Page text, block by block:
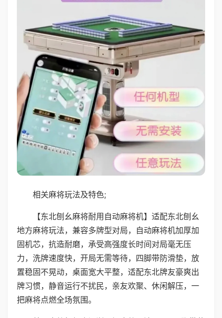
相关麻将玩法及特色;
【东北刨幺麻将耐用自动麻将机】适配东北刨幺
地方麻将玩法，兼容多牌型对局，自动麻将机加厚加
固机芯，抗造耐磨，承受高强度长时间对局毫无压
力，洗牌速度快，开局无需等待，四脚带防滑垫，放
置稳固不晃动，桌面宽大平整，适配东北牌友豪爽出
牌习惯，静音运行不扰民，亲友欢聚、休闲解压，一
把麻将点燃全场氛围。